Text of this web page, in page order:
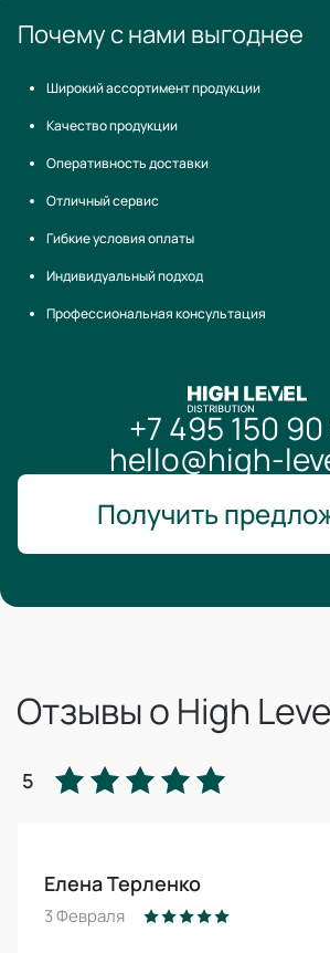
Почему с нами выгоднее
Широкий ассортимент продукции
Качество продукции
Оперативность доставки
Отличный сервис
Гибкие условия оплаты
Индивидуальный подход
Профессиональная консультация
+7 495 150
hello@high-
Получить
Отзывы о High
5
Елена Терленко
3 Февраля